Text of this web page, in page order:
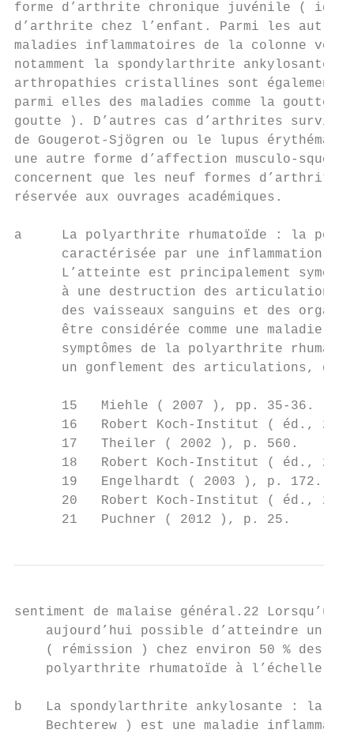
forme d’arthrite chronique juvénile (
d’arthrite chez l’enfant. Parmi les autres
maladies inflammatoires de la colonne
notamment la spondylarthrite ankylosante
arthropathies cristallines sont également
parmi elles des maladies comme la goutte
goutte ). D’autres cas d’arthrites
de Gougerot-Sjögren ou le lupus
une autre forme d’affection musculo-
concernent que les neuf formes
réservée aux ouvrages académiques.
a     La polyarthrite rhumatoïde : la
caractérisée par une inflammation
L’atteinte est principalement
à une destruction des articulations
des vaisseaux sanguins et des
être considérée comme une maladie
symptômes de la polyarthrite
un gonflement des articulations,
      15   Miehle ( 2007 ), pp. 35-36.
16   Robert Koch-Institut ( éd.,
      17   Theiler ( 2002 ), p. 560.
18   Robert Koch-Institut ( éd.,
      19   Engelhardt ( 2003 ), p. 172.
20   Robert Koch-Institut ( éd.,
      21   Puchner ( 2012 ), p. 25.
sentiment de malaise général.22
aujourd’hui possible d’atteindre un
( rémission ) chez environ 50 % des
polyarthrite rhumatoïde à l’échelle
b   La spondylarthrite ankylosante : la
Bechterew ) est une maladie